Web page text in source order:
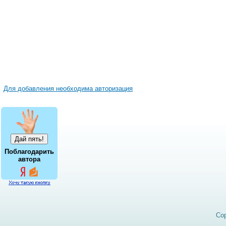
Для добавления необходима авторизация
Поблагодарить
автора